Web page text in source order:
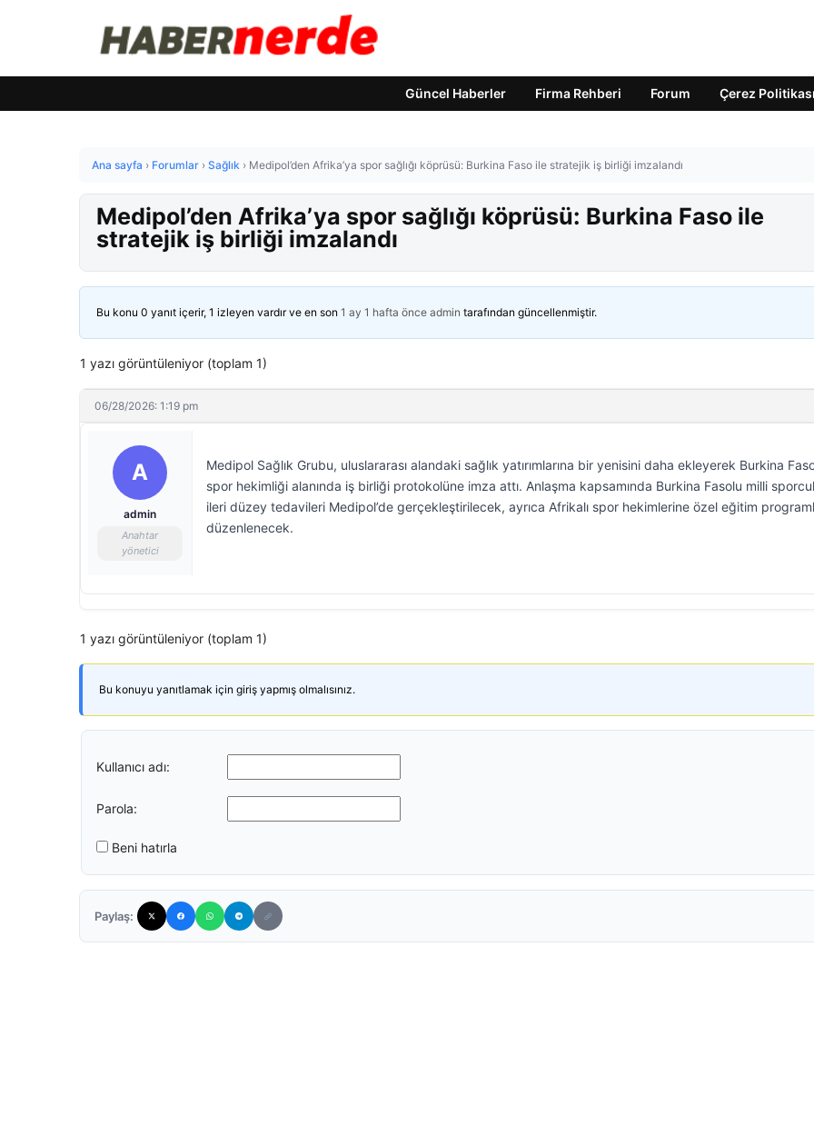
Güncel Haberler Firma Rehberi Forum Çerez Politikası
Ana sayfa › Forumlar › Sağlık › Medipol’den Afrika’ya spor sağlığı köprüsü: Burkina Faso ile stratejik iş birliği imzalandı
Medipol’den Afrika’ya spor sağlığı köprüsü: Burkina Faso ile
stratejik iş birliği imzalandı
Bu konu 0 yanıt içerir, 1 izleyen vardır ve en son 1 ay 1 hafta önce admin tarafından güncellenmiştir.
1 yazı görüntüleniyor (toplam 1)
06/28/2026: 1:19 pm
A
admin
Anahtar
yönetici
Medipol Sağlık Grubu, uluslararası alandaki sağlık yatırımlarına bir yenisini daha ekleyerek Burkina
spor hekimliği alanında iş birliği protokolüne imza attı. Anlaşma kapsamında Burkina Fasolu milli
ileri düzey tedavileri Medipol’de gerçekleştirilecek, ayrıca Afrikalı spor hekimlerine özel eğitim
düzenlenecek.
1 yazı görüntüleniyor (toplam 1)
Bu konuyu yanıtlamak için giriş yapmış olmalısınız.
Kullanıcı adı:
Parola:
Beni hatırla
Paylaş: